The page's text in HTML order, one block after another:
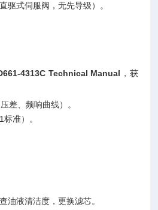
驱式伺服阀，无先导级）。
4313C Technical Manual ，获
差、频响曲线）。
准）。
油液清洁度，更换滤芯。